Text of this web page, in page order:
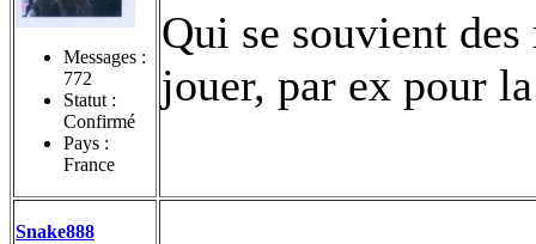
Messages :
772
Statut :
Confirmé
Pays :
France
Qui se souvient
jouer, par ex pour
Snake888